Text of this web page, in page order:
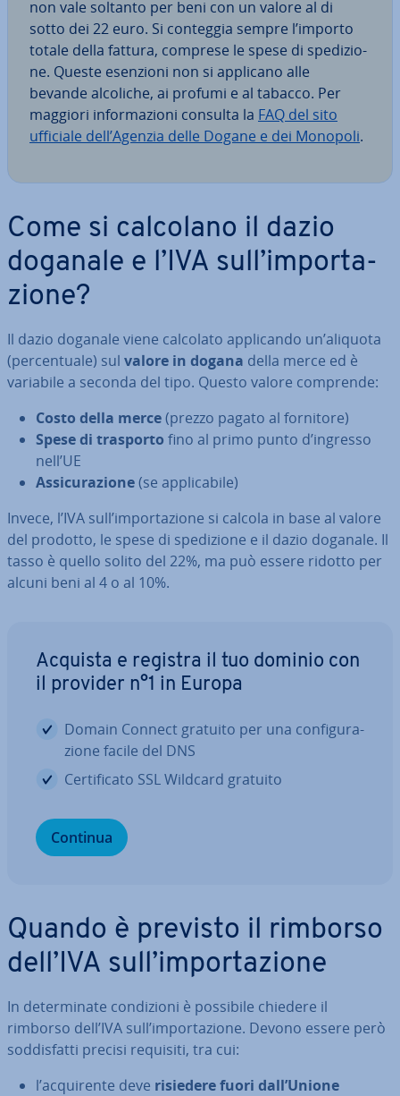
non vale soltanto per beni con un valore al di
sotto dei 22 euro. Si conteggia sempre l’importo
totale della fattura, comprese le spese di spe­di­zio­
ne. Queste esenzioni non si applicano alle
bevande alcoliche, ai profumi e al tabacco. Per
maggiori in­for­ma­zio­ni consulta la FAQ del sito
ufficiale dell’Agenzia delle Dogane e dei Monopoli.
Come si calcolano il dazio
doganale e l’IVA sull’im­por­ta­
zio­ne?
Il dazio doganale viene calcolato ap­pli­can­do un’aliquota
(per­cen­tua­le) sul valore in dogana della merce ed è
variabile a seconda del tipo. Questo valore comprende:
Costo della merce(prezzo pagato al fornitore)
Spese di trasporto fino al primo punto d’ingresso
nell’UE
As­si­cu­ra­zio­ne(se ap­pli­ca­bi­le)
Invece, l’IVA sull’im­por­ta­zio­ne si calcola in base al valore
del prodotto, le spese di spe­di­zio­ne e il dazio doganale. Il
tasso è quello solito del 22%, ma può essere ridotto per
alcuni beni al 4 o al 10%.
Acquista e registra il tuo dominio con
il provider n°1 in Europa
Domain Connect gratuito per una con­fi­gu­ra­
zio­ne facile del DNS
Cer­ti­fi­ca­to SSL Wildcard gratuito
Continua
Quando è previsto il rimborso
dell’IVA sull’im­por­ta­zio­ne
In de­ter­mi­na­te con­di­zio­ni è possibile chiedere il
rimborso dell’IVA sull’im­por­ta­zio­ne. Devono essere però
sod­di­sfat­ti precisi requisiti, tra cui:
l’ac­qui­ren­te deve risiedere fuori dall’Unione